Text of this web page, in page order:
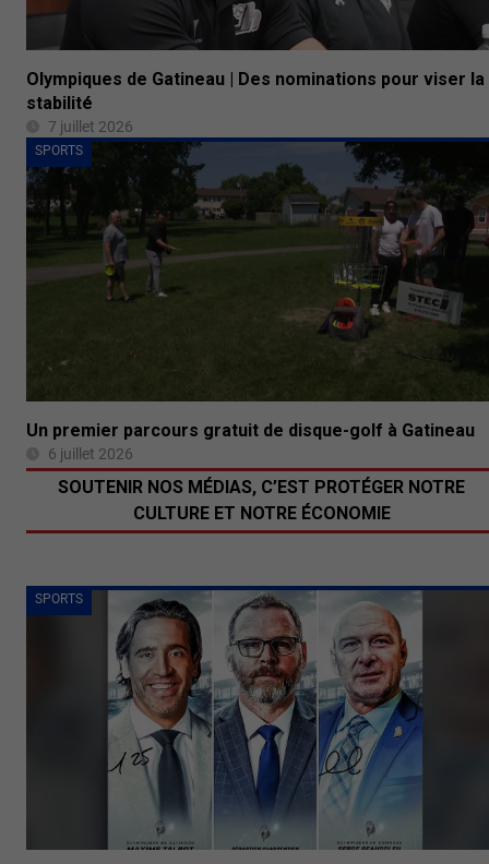
Olympiques de Gatineau | Des nominations pour viser la
stabilité
7 juillet 2026
SPORTS
Un premier parcours gratuit de disque-golf à Gatineau
6 juillet 2026
SPORTS
SOUTENIR NOS MÉDIAS, C’EST PROTÉGER NOTRE
CULTURE ET NOTRE ÉCONOMIE